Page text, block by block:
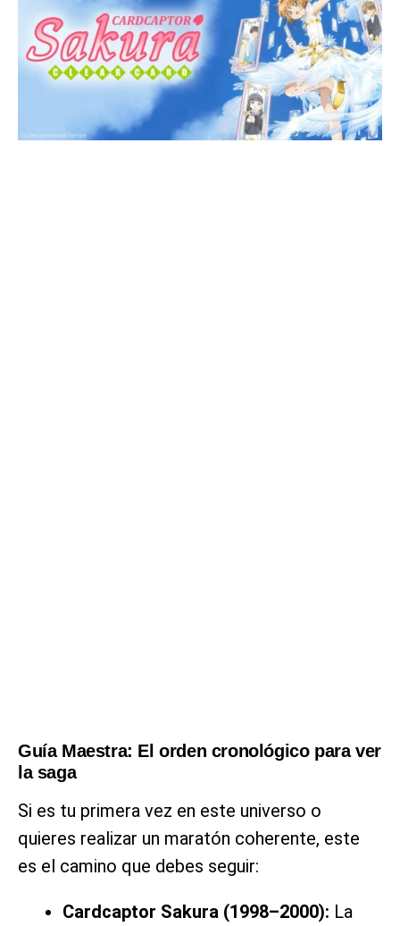
Guía Maestra: El orden cronológico para ver
la saga
Si es tu primera vez en este universo o
quieres realizar un maratón coherente, este
es el camino que debes seguir:
Cardcaptor Sakura (1998–2000): La